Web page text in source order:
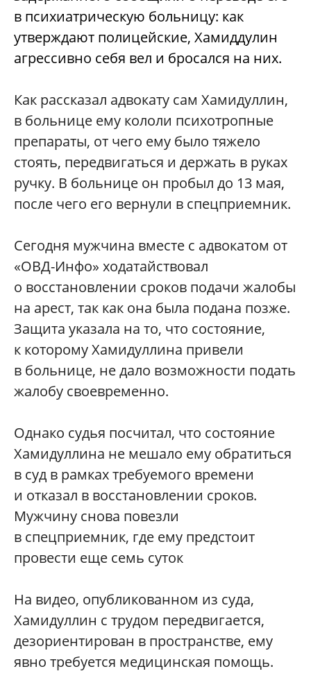
в психиатрическую больницу: как
утверждают полицейские, Хамиддулин
агрессивно себя вел и бросался на них.
Как рассказал адвокату сам Хамидуллин,
в больнице ему кололи психотропные
препараты, от чего ему было тяжело
стоять, передвигаться и держать в руках
ручку. В больнице он пробыл до 13 мая,
после чего его вернули в спецприемник.
Сегодня мужчина вместе с адвокатом от
«ОВД-Инфо» ходатайствовал
о восстановлении сроков подачи жалобы
на арест, так как она была подана позже.
Защита указала на то, что состояние,
к которому Хамидуллина привели
в больнице, не дало возможности подать
жалобу своевременно.
Однако судья посчитал, что состояние
Хамидуллина не мешало ему обратиться
в суд в рамках требуемого времени
и отказал в восстановлении сроков.
Мужчину снова повезли
в спецприемник, где ему предстоит
провести еще семь суток
На видео, опубликованном из суда,
Хамидуллин с трудом передвигается,
дезориентирован в пространстве, ему
явно требуется медицинская помощь.